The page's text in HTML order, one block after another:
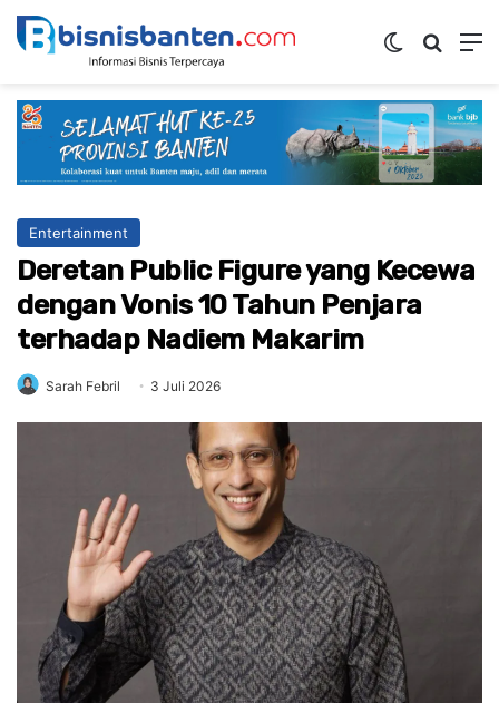
Switch skin
Entertainment
Deretan Public Figure yang Kecewa
dengan Vonis 10 Tahun Penjara
terhadap Nadiem Makarim
Sarah Febril 3 Juli 2026